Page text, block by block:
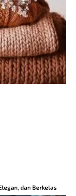
dan Berkelas